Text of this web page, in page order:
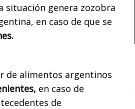
situación genera zozobra
en caso de que se
de alimentos argentinos
en caso de
de